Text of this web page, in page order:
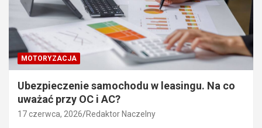
MOTORYZACJA
Ubezpieczenie samochodu w leasingu. Na co
uważać przy OC i AC?
17 czerwca, 2026 Redaktor Naczelny